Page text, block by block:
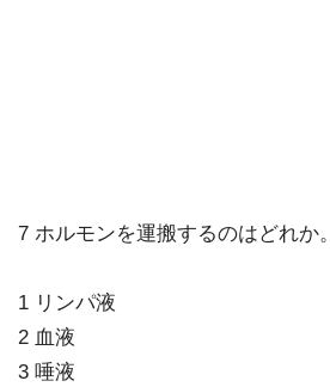
7 ホルモンを運搬するのはどれか。
1 リンパ液
2 血液
3 唾液